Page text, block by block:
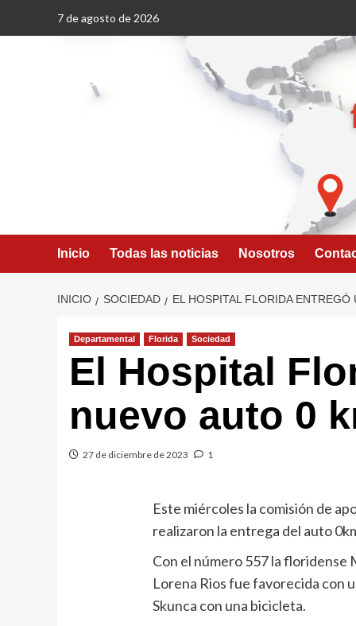
7 de agosto de 2026
Inicio Todas las noticias Nosotros
INICIO SOCIEDAD EL HOSPITAL FLORIDA ENTREGÓ
Departamental Florida Sociedad
El Hospital
nuevo auto 0
27 de diciembre de 2023 1
Este miércoles la comisión de
realizaron la entrega del auto
Con el número 557 la floridense
Lorena Rios fue favorecida con
Skunca con una bicicleta.